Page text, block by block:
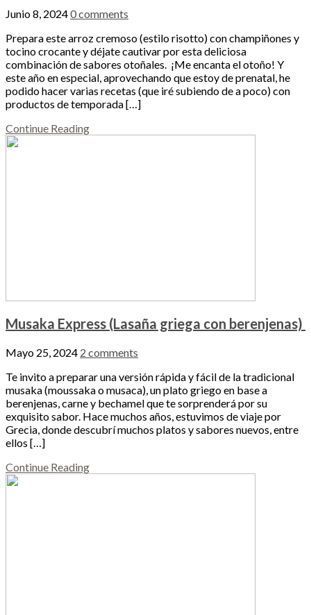
Junio 8, 20240 comments
Prepara este arroz cremoso (estilo risotto) con champiñones y
tocino crocante y déjate cautivar por esta deliciosa
combinación de sabores otoñales. ¡Me encanta el otoño! Y
este año en especial, aprovechando que estoy de prenatal, he
podido hacer varias recetas (que iré subiendo de a poco) con
productos de temporada […]
Continue Reading
Musaka Express (Lasaña griega con berenjenas)
Mayo 25, 2024 2 comments
Te invito a preparar una versión rápida y fácil de la tradicional
musaka (moussaka o musaca), un plato griego en base a
berenjenas, carne y bechamel que te sorprenderá por su
exquisito sabor. Hace muchos años, estuvimos de viaje por
Grecia, donde descubrí muchos platos y sabores nuevos, entre
ellos […]
Continue Reading